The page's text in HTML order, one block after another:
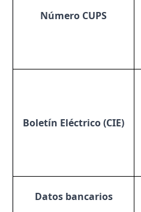
Número CUPS
Boletín Eléctrico(CIE)
Datos bancarios